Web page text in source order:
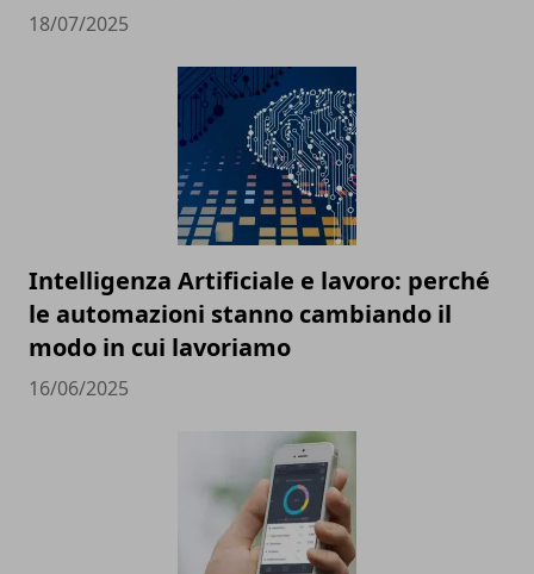
18/07/2025
Intelligenza Artificiale e lavoro: perché
le automazioni stanno cambiando il
modo in cui lavoriamo
16/06/2025